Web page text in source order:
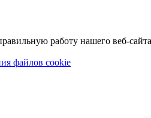
работу нашего веб-
файлов cookie